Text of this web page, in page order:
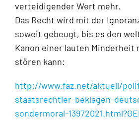
verteidigender Wert mehr.
Das Recht wird mit der
soweit gebeugt, bis es den
Kanon einer lauten Minderheit
stören kann:
http://www.faz.net/aktuell/
staatsrechtler-beklagen-
sondermoral-